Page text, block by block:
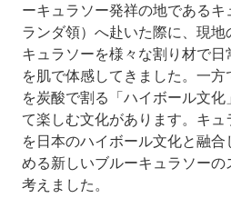
ーキュラソー発祥の地である
ランダ領）へ赴いた際に、現
キュラソーを様々な割り材で
を肌で体感してきました。一
を炭酸で割る「ハイボール文
て楽しむ文化があります。キ
を日本のハイボール文化と融
める新しいブルーキュラソーの
考えました。